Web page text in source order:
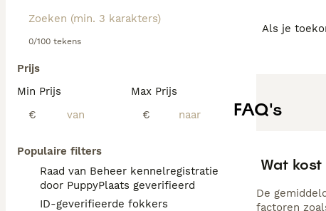
0/100 tekens
Prijs
Min Prijs
€
Max Prijs
€
Populaire filters
Raad van Beheer kennelregistratie
door PuppyPlaats geverifieerd
ID-geverifieerde fokkers
Als je
FAQ's
Wat
De
factoren